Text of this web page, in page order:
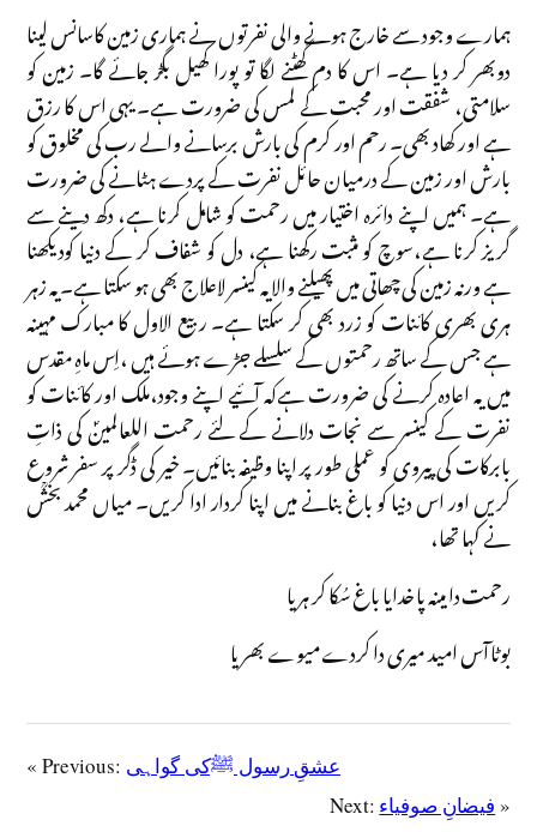
ہمارے وجود سے خارج ہونے والی نفرتوں نے ہماری زمین کاسانس لینا
دوبھر کر دیا ہے۔ اس کا دم گھٹنے لگا تو پورا کھیل بگڑ جائے گا۔ زمین کو
سلامتی، شفقت اور محبت کے لمس کی ضرورت ہے۔ یہی اس کا رزق
ہے اور کھاد بھی۔ رحم اور کرم کی بارش برسانے والے رب کی مخلوق کو
بارش اور زمین کے درمیان حائل نفرت کے پردے ہٹانے کی ضرورت
ہے۔ ہمیں اپنے دائرہ اختیار میں رحمت کو شامل کرنا ہے، دکھ دینے سے
گریز کرنا ہے،سوچ کو مثبت رکھنا ہے، دل کو شفاف کر کے دنیا کودیکھنا
ہے ورنہ زمین کی چھاتی میں پھیلنے والا یہ کینسر لاعلاج بھی ہو سکتا ہے۔ یہ زہر
ہری بھری کائنات کو زرد بھی کر سکتا ہے۔ ربیع الاول کا مبارک مہینہ
ہے جس کے ساتھ رحمتوں کے سلسلے جڑے ہوئے ہیں ،اِس ماہِ مقدس
میں یہ اعادہ کرنے کی ضرورت ہےکہ آئیے اپنے وجود،ملک اور کائنات کو
نفرت کے کینسر سے نجات دلانے کے لئے رحمت اللعالمینؐ کی ذاتِ
بابرکات کی پیروی کو عملی طور پر اپنا وظیفہ بنائیں۔ خیر کی ڈگر پر سفر شروع
کریں اور اس دنیا کو باغ بنانے میں اپنا کردار ادا کریں۔ میاں محمد بخشؒ
نے کہا تھا،
رحمت دا مینہ پا خدایا باغ سُکا کر ہریا
بوٹا آس امید میری دا کردے میوے بھریا
« Previous: عشقِ رسول ﷺکی گواہی
Next: فیضانِ صوفیاء »